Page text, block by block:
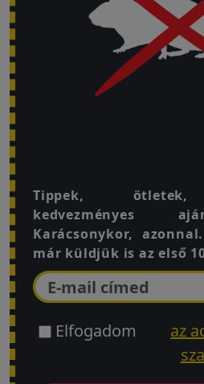
Tippek, ötletek,
kedvezményes
Karácsonykor,
már küldjük is az első
Elfogadom
az